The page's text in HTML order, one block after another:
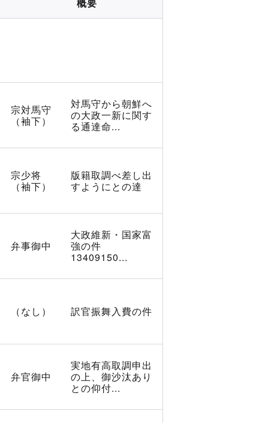
宗対馬守
（袖下）
対馬守から朝鮮へ
の大政一新に関す
る通達命...
宗少将
（袖下）
版籍取調べ差し出
すようにとの達
弁事御中
大政維新・国家富
強の件
13409150...
（なし） 訳官振舞入費の件
弁官御中
実地有高取調申出
の上、御沙汰あり
との仰付...